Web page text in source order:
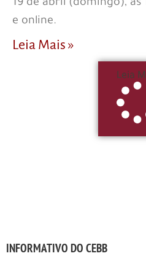
19 de abril (domingo), às
e online.
Leia Mais »
Leia
INFORMATIVO DO CEBB